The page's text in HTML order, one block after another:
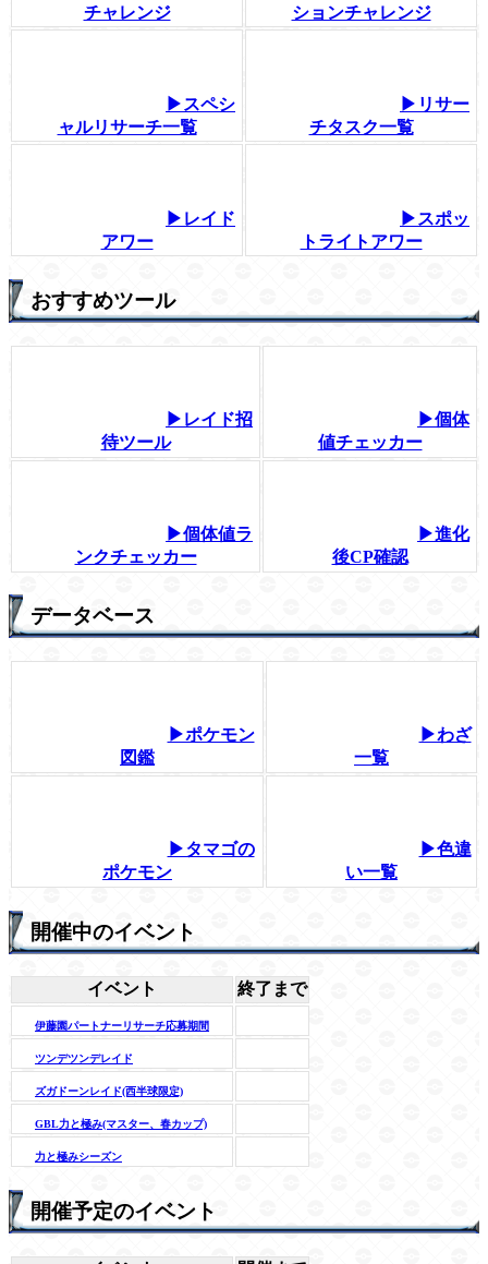
チャレンジ
ションチャレンジ
▶スペシ
ャルリサーチ一覧
▶リサー
チタスク一覧
▶レイド
アワー
▶スポッ
トライトアワー
おすすめツール
▶レイド招
待ツール
▶個体
値チェッカー
▶個体値ラ
ンクチェッカー
▶進化
後CP確認
データベース
▶ポケモン
図鑑
▶わざ
一覧
▶タマゴの
ポケモン
▶色違
い一覧
開催中のイベント
イベント 終了まで
伊藤園パートナーリサーチ応募期間
ツンデツンデレイド
ズガドーンレイド(西半球限定)
GBL力と極み(マスター、春カップ)
力と極みシーズン
開催予定のイベント